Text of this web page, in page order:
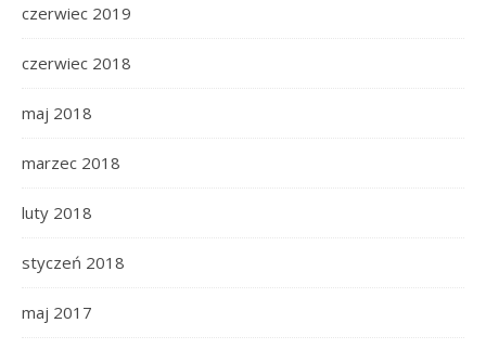
czerwiec 2019
czerwiec 2018
maj 2018
marzec 2018
luty 2018
styczeń 2018
maj 2017